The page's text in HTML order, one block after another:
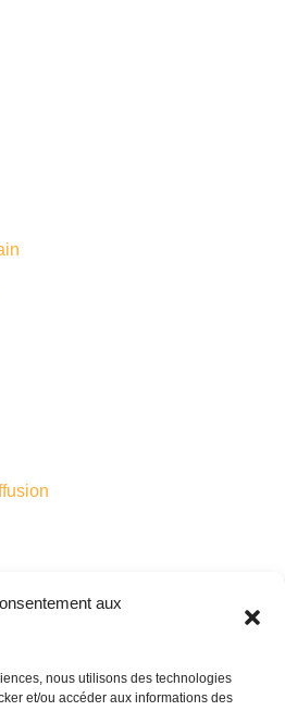
aux
nous utilisons des technologies
et/ou accéder aux informations des